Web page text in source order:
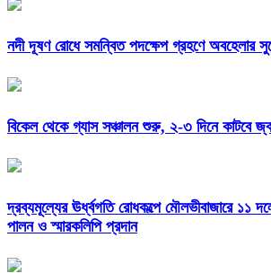
নদী দূষণ রোধে সমন্বিত পদক্ষেপ গ্রহণে অবহেলার
বিকেল থেকে গ্যাস সঞ্চালন শুরু, ২-৩ দিনে কাটবে
দ্রব্যমূল্যের ঊর্ধ্বগতি রোধকল্পে মৌলভীবাজারে ১১
পালন ও স্মারকলিপি প্রদান